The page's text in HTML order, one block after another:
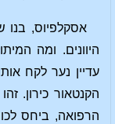
אסקלפיוס, בנו
היוונים. ומה
עדיין נער לקח
הקנטאור כירון.
הרפואה, ביחס